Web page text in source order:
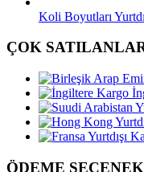
Koli Boyutları
ÇOK
ÖDEME